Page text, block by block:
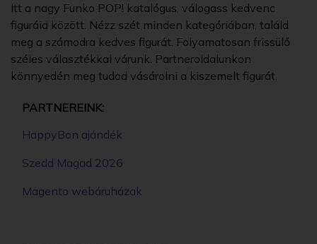
Itt a nagy Funko POP! katalógus, válogass kedvenc
figuráid között. Nézz szét minden kategóriában, találd
meg a számodra kedves figurát. Folyamatosan frissülő
széles választékkal várunk. Partneroldalunkon
könnyedén meg tudod vásárolni a kiszemelt figurát.
PARTNEREINK:
HappyBon ajándék
Szedd Magad 2026
Magento webáruházak